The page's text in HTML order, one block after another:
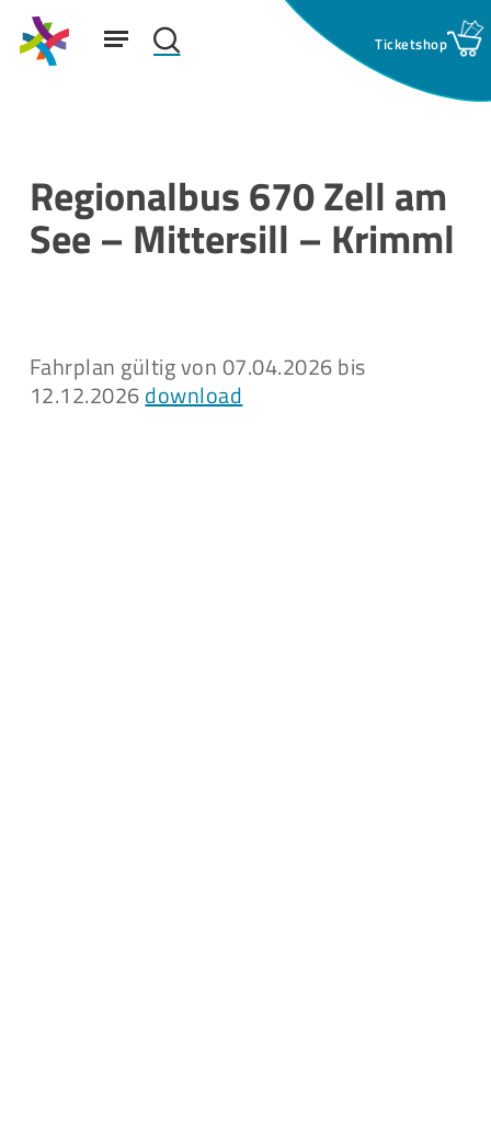
Skip
mainSuchfeld: search
Menu
Regionalbus 670 Zell am
See – Mittersill – Krimml
Fahrplan gültig von 07.04.2026 bis
12.12.2026download